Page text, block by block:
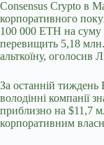
Consensus Crypto в
корпоративного
100 000 ETH на суму
перевищить 5,18
альткоїну, оголосив
За останній
володінні компанії
приблизно на $11,7
корпоративним